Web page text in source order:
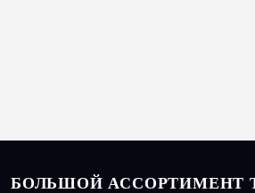
БОЛЬШОЙ АССОРТИМЕНТ